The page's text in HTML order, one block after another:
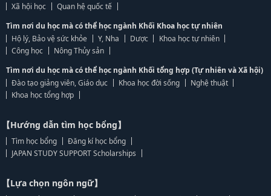
Xã hội học
Quan hệ quốc tế
Tìm nơi du học mà có thể học ngành Khối Khoa học tự nhiên
Hộ lý, Bảo vệ sức khỏe
Y, Nha Dược
Khoa học tự nhiên
Công học
Nông Thủy sản
Tìm nơi du học mà có thể học ngành Khối tổng hợp (Tự nhiên và Xã hội)
Đào tạo giảng viên, Giáo dục
Khoa học đời sống
Nghệ thuật
Khoa học tổng hợp
【Hướng dẫn tìm học bổng】
Tìm học bổng
Đăng kí học bổng
JAPAN STUDY SUPPORT Scholarships
【Lựa chọn ngôn ngữ】